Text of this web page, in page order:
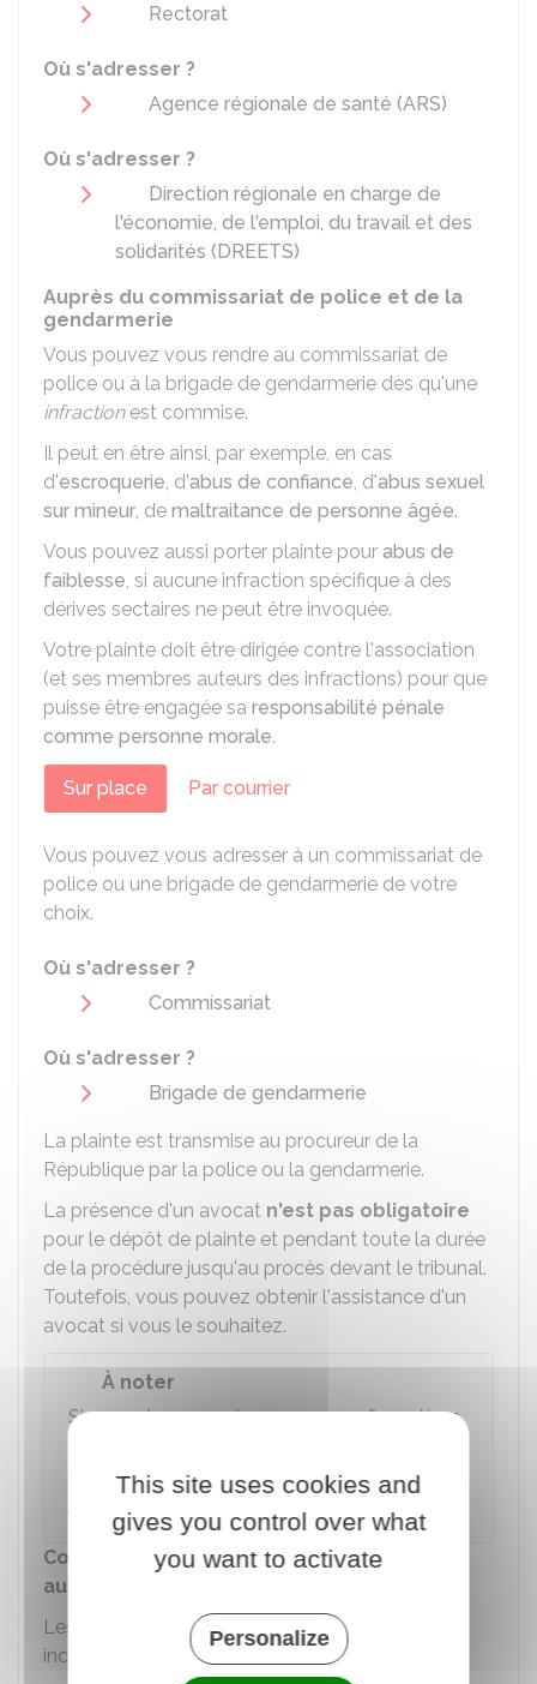
Rectorat
Où s'adresser ?
Agence régionale de santé (ARS)
Où s'adresser ?
Direction régionale en charge de
l'économie, de l'emploi, du travail et des
solidarités (DREETS)
Auprès du commissariat de police et de la
gendarmerie
Vous pouvez vous rendre au commissariat de
police ou à la brigade de gendarmerie dès qu'une
infractionest commise.
Il peut en être ainsi, par exemple, en cas
d'escroquerie, d'abus de confiance, d'abus sexuel
sur mineur, de maltraitance de personne âgée.
Vous pouvez aussi porter plainte pour abus de
faiblesse, si aucune infraction spécifique à des
dérives sectaires ne peut être invoquée.
Votre plainte doit être dirigée contre l'association
(et ses membres auteurs des infractions) pour que
puisse être engagée sa responsabilité pénale
comme personne morale.
Sur place Par courrier
Vous pouvez vous adresser à un commissariat de
police ou une brigade de gendarmerie de votre
choix.
Où s'adresser ?
Commissariat
Où s'adresser ?
Brigade de gendarmerie
La plainte est transmise au procureur de la
République par la police ou la gendarmerie.
La présence d'un avocat n'est pas obligatoire
pour le dépôt de plainte et pendant toute la durée
de la procédure jusqu'au procès devant le tribunal.
Toutefois, vous pouvez obtenir l'assistance d'un
avocat si vous le souhaitez.
À noter
Si vous n'avez pas les ressources financières
pouvez éventuellement obtenir l'aide
Connaître les infractions spécifiques liées
aux dérives sectaires et sanctions
Les infractions spécifiques aux dérives sectaires
incluent les situations suivantes :
This site uses cookies and
gives you control over what
you want to activate
Personalize